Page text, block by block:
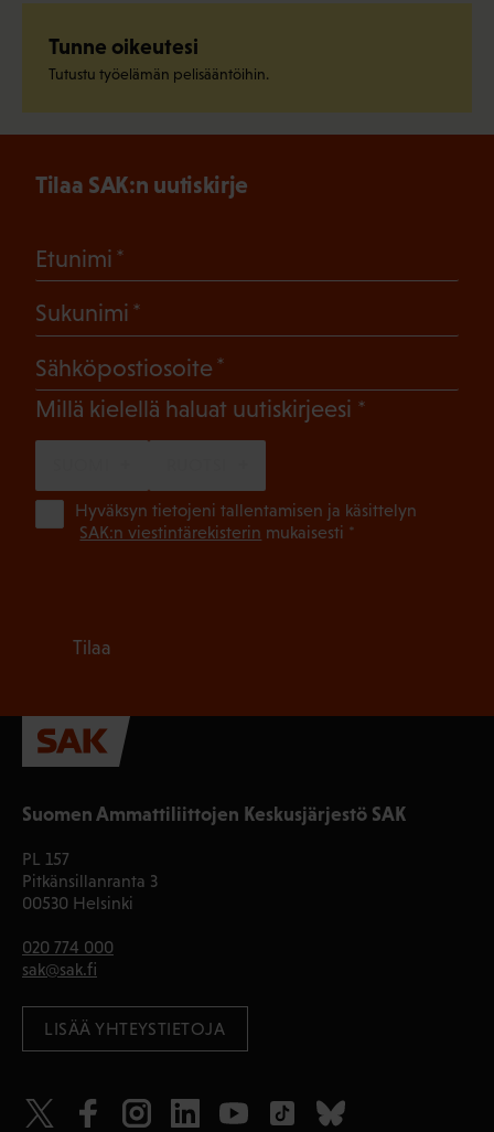
Tunne oikeutesi
Tutustu työelämän pelisääntöihin.
Suomen Ammattiliittojen Keskusjärjestö SAK
PL 157
Pitkänsillanranta 3
00530 Helsinki
020 774 000
sak@sak.fi
LISÄÄ YHTEYSTIETOJA
Tilaa SAK:n uutiskirje
Etunimi
Sukunimi
Sähköpostiosoite
Millä kielellä haluat uutiskirjeesi (Pakollinen)
Hyväksyn tietojeni tallentamisen ja käsittelyn
SAK:n viestintärekisterin mukaisesti *
Tilaa